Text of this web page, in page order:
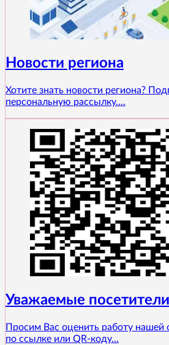
Новости региона
Хотите знать новости региона?
персональную рассылку....
Уважаемые
Просим Вас оценить работу нашей
по ссылке или QR-коду...